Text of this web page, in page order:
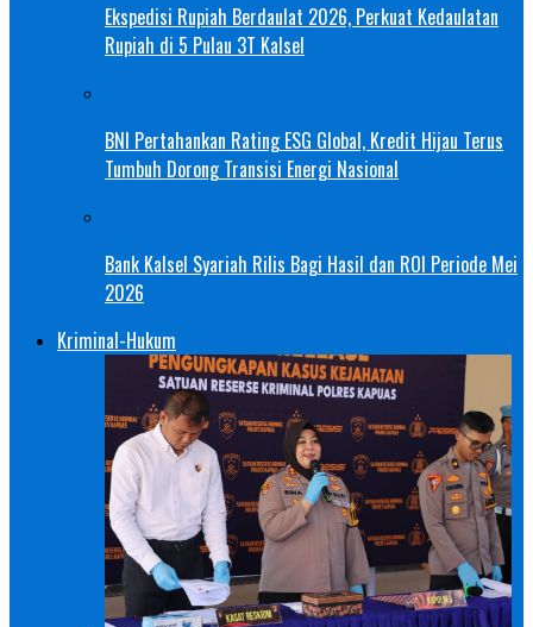
Ekspedisi Rupiah Berdaulat 2026, Perkuat Kedaulatan
Rupiah di 5 Pulau 3T Kalsel
BNI Pertahankan Rating ESG Global, Kredit Hijau Terus
Tumbuh Dorong Transisi Energi Nasional
Bank Kalsel Syariah Rilis Bagi Hasil dan ROI Periode Mei
2026
Kriminal-Hukum